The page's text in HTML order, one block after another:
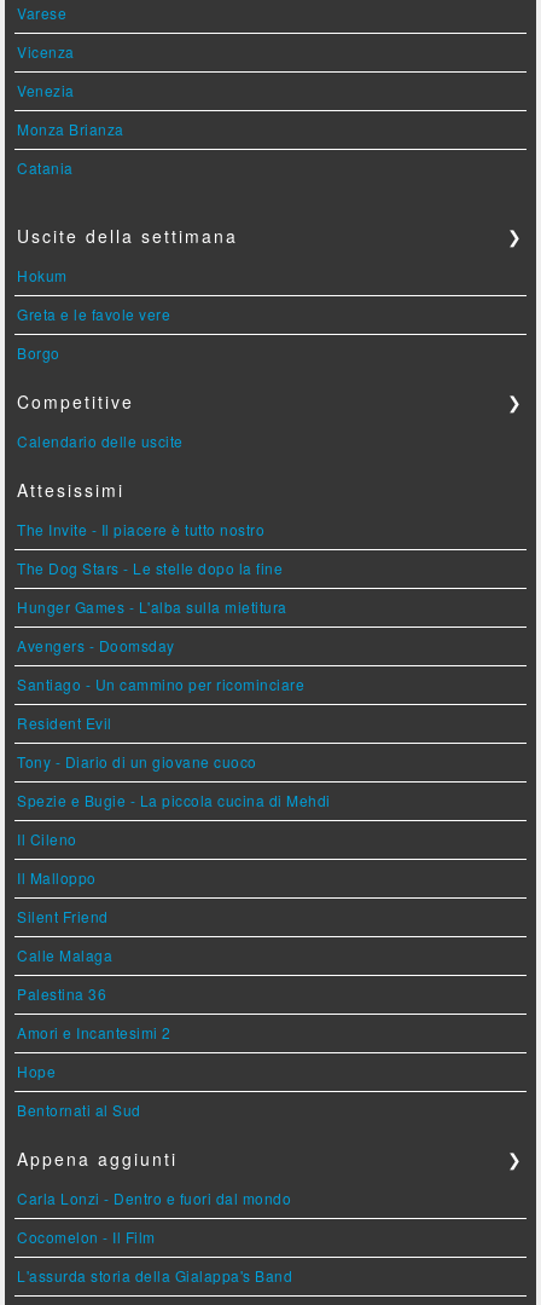
Varese
Vicenza
Venezia
Monza Brianza
Catania
Uscite della settimana ❯
Hokum
Greta e le favole vere
Borgo
Competitive ❯
Calendario delle uscite
Attesissimi
The Invite - Il piacere è tutto nostro
The Dog Stars - Le stelle dopo la fine
Hunger Games - L'alba sulla mietitura
Avengers - Doomsday
Santiago - Un cammino per ricominciare
Resident Evil
Tony - Diario di un giovane cuoco
Spezie e Bugie - La piccola cucina di Mehdi
Il Cileno
Il Malloppo
Silent Friend
Calle Malaga
Palestina 36
Amori e Incantesimi 2
Hope
Bentornati al Sud
Appena aggiunti ❯
Carla Lonzi - Dentro e fuori dal mondo
Cocomelon - Il Film
L'assurda storia della Gialappa's Band